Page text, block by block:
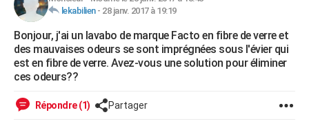
Retraite
Impôts
Epargne
Immobilier
Risques naturels par ville
Banque
Assurance
Crédit
AUTO
Essais
Réserver un essai
Citadines
Berlines
SUV
Forum auto
+HIGH-TECH
Mobiles
Meilleur smartphone
Internet
Ordinateurs
Jeux vidéo
Guide high-tech
+BRICOLAGE
Forum
Aménagement intérieur
Extérieur
Cuisine
Salle de bains
Jardinage
Rangement
WEEK-END
lekabilien- 28 janv. 2017 à 19:19
Bonjour, j'ai un lavabo de marque Facto en fibre de verre et
des mauvaises odeurs se sont imprégnées sous l'évier qui
est en fibre de verre. Avez-vous une solution pour éliminer
ces odeurs??
Répondre (1) Partager